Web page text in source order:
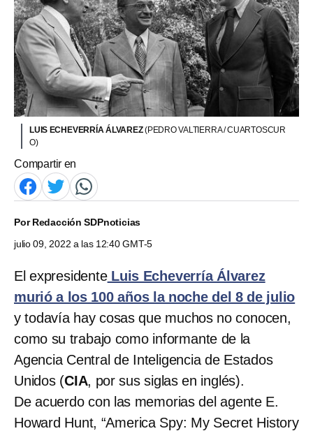
LUIS ECHEVERRÍA ÁLVAREZ(PEDRO VALTIERRA / CUARTOSCUR
O)
Compartir en
PorRedacción SDPnoticias
julio 09, 2022 a las 12:40 GMT-5
El expresidenteLuis Echeverría Álvarez
murió a los 100 años la noche del 8 de julio
y todavía hay cosas que muchos no conocen,
como su trabajo como informante de la
Agencia Central de Inteligencia de Estados
Unidos (CIA, por sus siglas en inglés).
De acuerdo con las memorias del agente E.
Howard Hunt, “America Spy: My Secret History